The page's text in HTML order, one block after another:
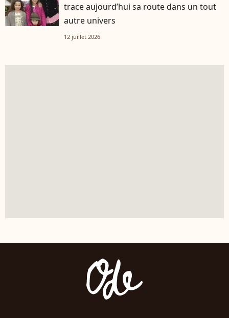
trace aujourd’hui sa route dans un tout
autre univers
12 juillet 2026